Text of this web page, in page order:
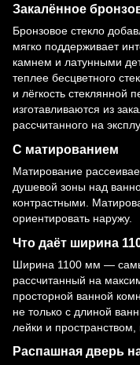
Закалённое
Бронзовое стекло
мягко поддерживает
камнем и латунными
теплее бесцветного
и лёгкость стеклянной
изготавливаются из
рассчитанного на
С матированием
Матирование
душевой зоны над
контрастными.
ориентировать наружу.
Что даёт ширина
Ширина 1100 мм —
рассчитанный на
просторной ванной
не только с длиной
лейки и
Распашная дверь